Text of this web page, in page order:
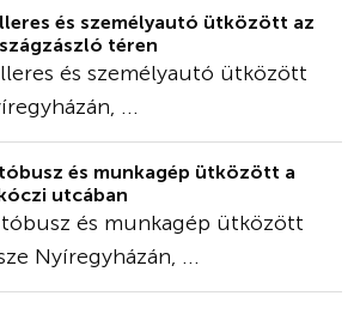
és személyautó ütközött az
téren
és személyautó ütközött
...
és munkagép ütközött a
utcában
és munkagép ütközött
Nyíregyházán, ...